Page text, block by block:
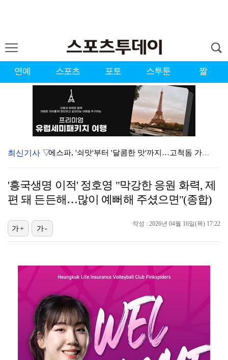
연예 스포츠 포토 스투툰 짤
에스파, '쇠맛'부터 '달콤한 맛'까지…고척돔 가득 채…
에스파, 고척돔 입성…공연 시작 40분 만에 첫 인사 …
박지민 아나운서 "발리까지 갔는데…'피의 게임2' 출연…
에스파 고척돔 공연에 반가운 얼굴…아이들 미연·트와이스…
최신기사 ▽
'흥국생명 이적' 정호영 "막강한 응원 화력, 제
편 돼 든든해…많이 예뻐해 주셨으면"(종합)
작성 : 2026년 04월 16일(목) 17:22
가+ 가-